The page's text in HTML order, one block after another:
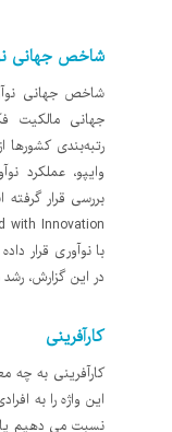
شاخص جهانی
شاخص جهانی
با نوآوری قرار
در این گزارش، رشد
کارآفرینی
کارآفرینی به چه
این واژه را به
نسبت می دهیم یا